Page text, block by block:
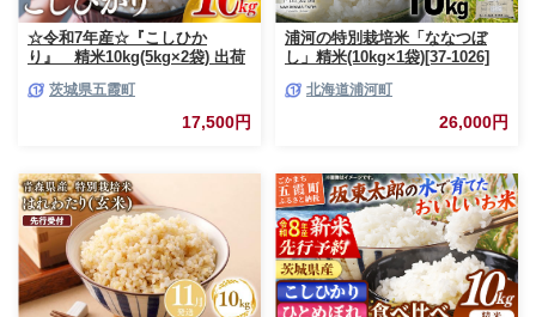
☆令和7年産☆『こしひか
り』 精米10kg(5kg×2袋) 出荷
米 お米 10kg コメ こめ 人気 銘
柄 家計応援 中山産業 家庭用 茨
城県産 茨城県 五霞町【価格変
茨城県五霞町
17,500円
浦河の特別栽培米「ななつぼ
し」精米(10kg×1袋)[37-1026]
北海道浦河町
26,000円